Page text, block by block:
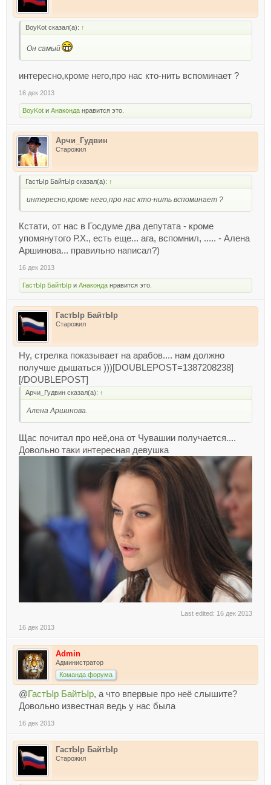
BoyKot сказал(а): ↑
Он самый
интересно,кроме него,про нас кто-нить вспоминает ?
16 дек 2013
BoyKot и Анаконда нравится это.
Арчи_Гудвин
Старожил
ГастЫр БайтЫр сказал(а): ↑
интересно,кроме него,про нас кто-нить вспоминает ?
Кстати, от нас в Госдуме два депутата - кроме
упомянутого Р.Х., есть еще... ага, вспомнил, ..... - Алена
Аршинова... правильно написал?)
16 дек 2013
ГастЫр БайтЫр и Анаконда нравится это.
ГастЫр БайтЫр
Старожил
Ну, стрелка показывает на арабов.... нам должно
получше дышаться )))[DOUBLEPOST=1387208238]
[/DOUBLEPOST]
Арчи_Гудвин сказал(а): ↑
Алена Аршинова.
Щас почитал про неё,она от Чувашии получается....
Довольно таки интересная девушка
Last edited: 16 дек 2013
16 дек 2013
Admin
Администратор
Команда форума
@ГастЫр БайтЫр, а что впервые про неё слышите?
Довольно известная ведь у нас была
16 дек 2013
ГастЫр БайтЫр
Старожил